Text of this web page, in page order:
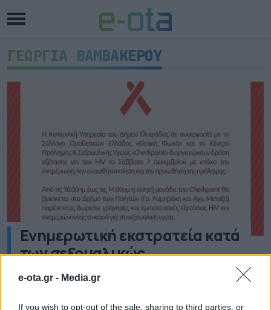
e-ota.gr - Media.gr
If you wish to opt-out of the sale, sharing to third parties, or
ΓΕΩΡΓΙΑ ΒΑΜΒΑΚΕΡΟΥ
Ενημερωτική εκστρατεία κατά
των σεξουαλικώς
μεταδιδόμενων νοσημάτων στο
Δήμο Γλυφάδας